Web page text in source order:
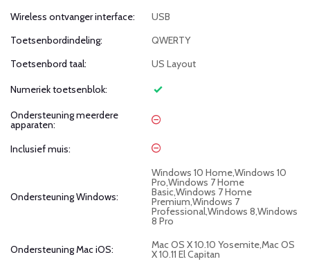
Wireless ontvanger interface:
USB
Toetsenbordindeling:
QWERTY
Toetsenbord taal:
US Layout
Numeriek toetsenblok:
Ondersteuning meerdere
apparaten:
Inclusief muis:
Ondersteuning Windows:
Windows 10 Home,Windows 10
Pro,Windows 7 Home
Basic,Windows 7 Home
Premium,Windows 7
Professional,Windows 8,Windows
8 Pro
Ondersteuning Mac iOS: Mac OS X 10.10 Yosemite,Mac OS
X 10.11 El Capitan